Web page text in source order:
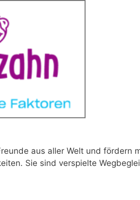
aus aller Welt und fördern
Sie sind verspielte